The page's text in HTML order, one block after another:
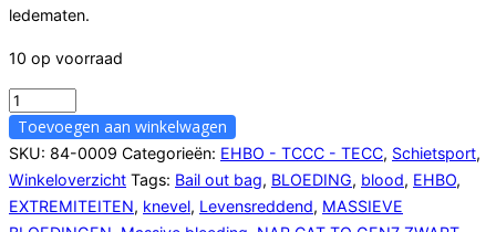
ledematen.
10 op voorraad
SOF®
Tactical
Tourniquet-
Wide
(SOF®TT-
Toevoegen aan winkelwagen
SKU: 84-0009 Categorieën: EHBO - TCCC - TECC, Schietsport,
Winkeloverzicht Tags: Bail out bag, BLOEDING, blood, EHBO,
EXTREMITEITEN, knevel, Levensreddend, MASSIEVE